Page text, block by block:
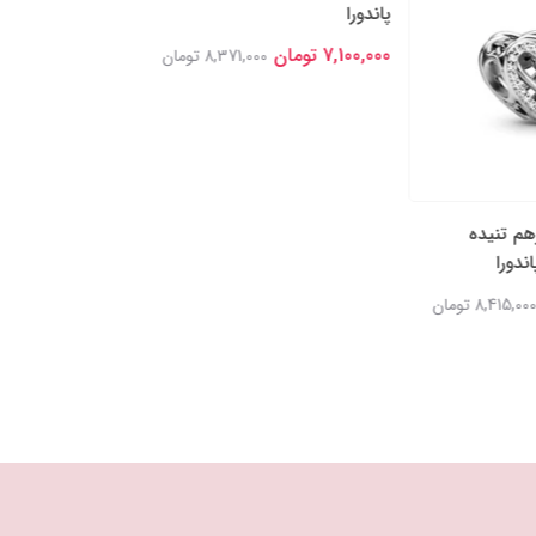
تنیده
8,415,000 تومان